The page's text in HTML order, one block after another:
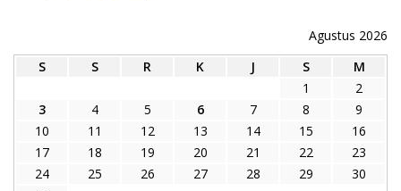
Agustus 2026
S
S R K J S
M
1
2
3
4 5 6 7 8
9
10
11 12 13 14 15
16
17
18 19 20 21 22
23
24
25 26 27 28 29
30